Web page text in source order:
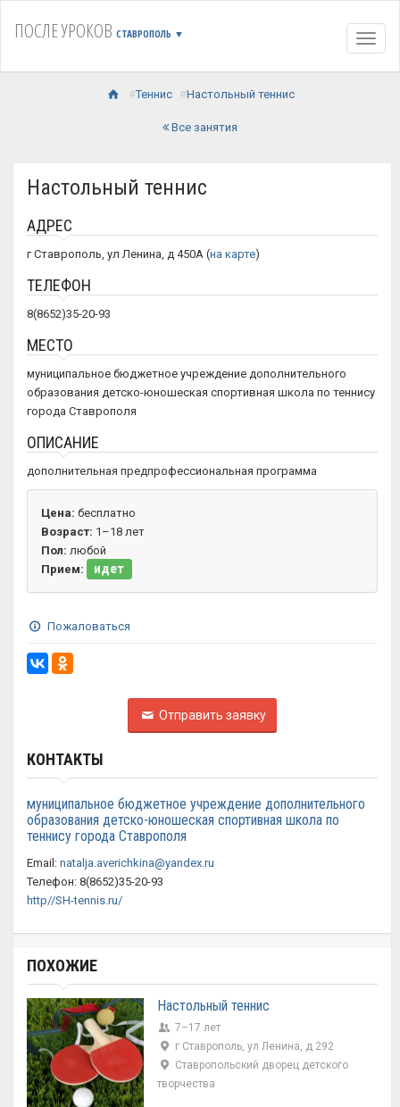
ПОСЛЕ УРОКОВ СТАВРОПОЛЬ ▼
Теннис Настольный теннис
Все занятия
Настольный теннис
АДРЕС
г Ставрополь, ул Ленина, д 450А (на карте)
ТЕЛЕФОН
8(8652)35-20-93
МЕСТО
муниципальное бюджетное учреждение дополнительного
образования детско-юношеская спортивная школа по теннису
города Ставрополя
ОПИСАНИЕ
дополнительная предпрофессиональная программа
Цена: бесплатно
Возраст: 1–18 лет
Пол: любой
Прием:
идет
Пожаловаться
Отправить заявку
КОНТАКТЫ
муниципальное бюджетное учреждение дополнительного
образования детско-юношеская спортивная школа по
теннису города Ставрополя
Email: natalja.averichkina@yandex.ru
Телефон: 8(8652)35-20-93
http//SH-tennis.ru/
ПОХОЖИЕ
Настольный теннис
7–17 лет
г Ставрополь, ул Ленина, д 292
Ставропольский дворец детского
творчества